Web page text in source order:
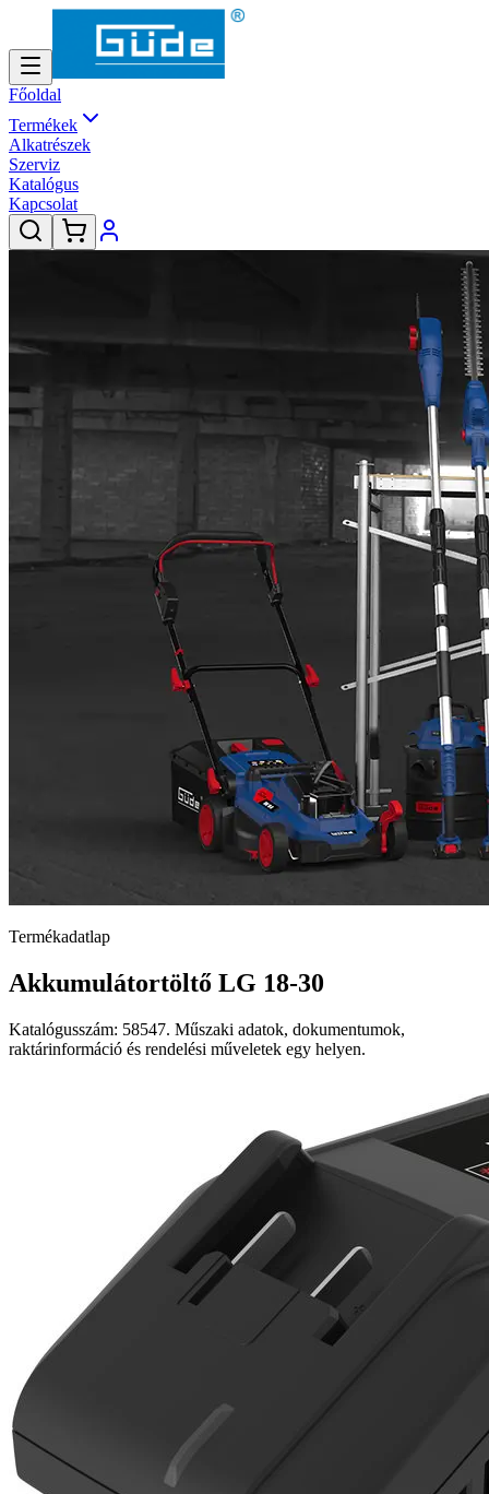
Főoldal
Termékek
Alkatrészek
Szerviz
Katalógus
Kapcsolat
Termékadatlap
Akkumulátortöltő LG 18-30
Katalógusszám: 58547. Műszaki adatok, dokumentumok,
raktárinformáció és rendelési műveletek egy helyen.